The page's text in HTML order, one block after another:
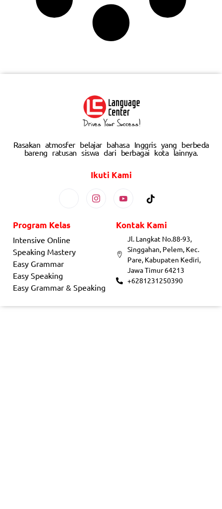
Rasakan atmosfer belajar bahasa Inggris yang berbeda
bareng ratusan siswa dari berbagai kota lainnya.
Ikuti Kami
Program Kelas
Intensive Online
Speaking Mastery
Easy Grammar
Easy Speaking
Easy Grammar & Speaking
Kontak Kami
Jl. Langkat No.88-93,
Singgahan, Pelem, Kec.
Pare, Kabupaten Kediri,
Jawa Timur 64213
+6281231250390